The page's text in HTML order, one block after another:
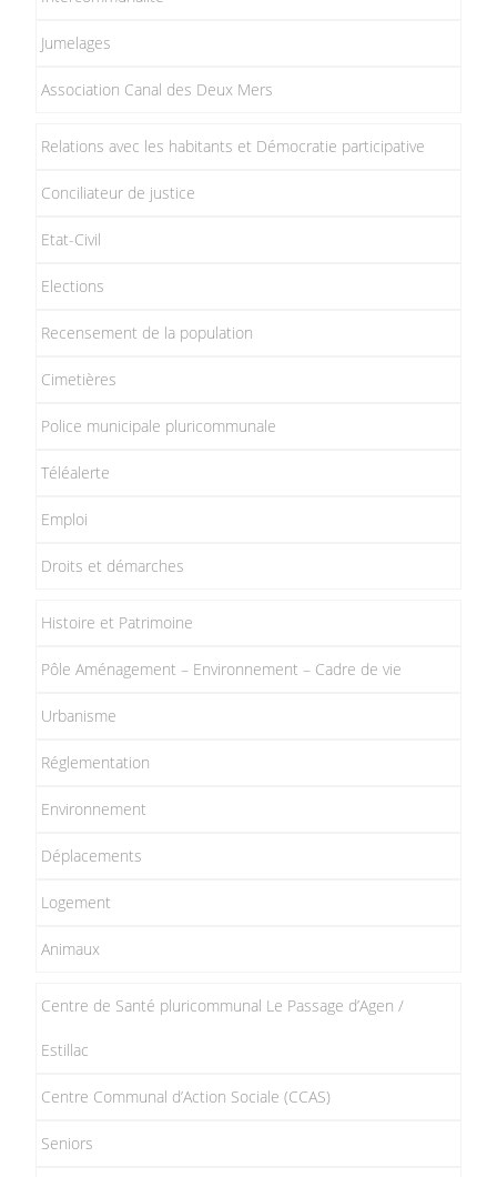
Jumelages
Association Canal des Deux Mers
Relations avec les habitants et Démocratie participative
Conciliateur de justice
Etat-Civil
Elections
Recensement de la population
Cimetières
Police municipale pluricommunale
Téléalerte
Emploi
Droits et démarches
Histoire et Patrimoine
Pôle Aménagement – Environnement – Cadre de vie
Urbanisme
Réglementation
Environnement
Déplacements
Logement
Animaux
Centre de Santé pluricommunal Le Passage d’Agen /
Estillac
Centre Communal d’Action Sociale (CCAS)
Seniors